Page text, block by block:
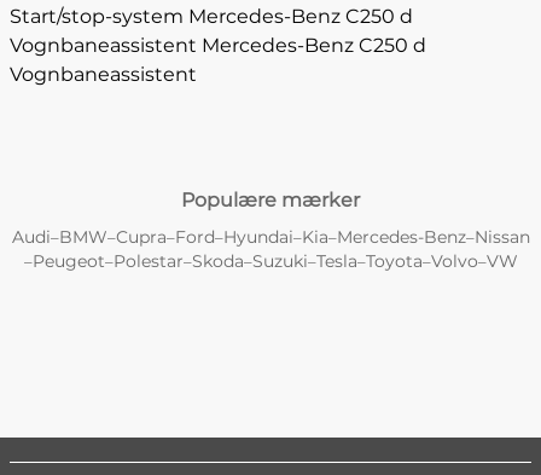
Start/stop-system Mercedes-Benz C250 d
Vognbaneassistent Mercedes-Benz C250 d
Vognbaneassistent
Populære mærker
Audi–BMW–Cupra–Ford–Hyundai–Kia–Mercedes-Benz–Nissan
–Peugeot–Polestar–Skoda–Suzuki–Tesla–Toyota–Volvo–VW